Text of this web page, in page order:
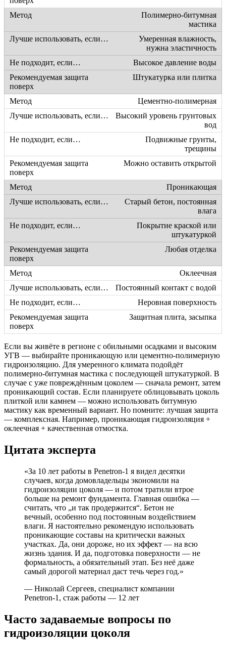
Полимерно-битумная
мастика
Умеренная влажность,
нужна эластичность
Высокое давление воды
Штукатурка или плитка
Цементно-полимерная
Высокий уровень грунтовых
вод
Подвижные грунты,
трещины
Можно оставить открытой
Проникающая
Старый бетон, постоянная
влага
Покрытие краской или
штукатуркой
Любая отделка
Оклеечная
Постоянный контакт с водой
Неровная поверхность
Защитная плита, засыпка
Если вы живёте в регионе с обильными осадками и высоким
УГВ — выбирайте проникающую или цементно-полимерную
гидроизоляцию. Для умеренного климата подойдёт
полимерно-битумная мастика с последующей штукатуркой. В
случае с уже повреждённым цоколем — сначала ремонт, затем
проникающий состав. Если планируете облицовывать цоколь
плиткой или камнем — можно использовать битумную
мастику как временный вариант. Но помните: лучшая защита
— комплексная. Например, проникающая гидроизоляция +
оклеечная + качественная отмостка.
Цитата эксперта
«За 10 лет работы в Penetron-1 я видел десятки
случаев, когда домовладельцы экономили на
гидроизоляции цоколя — и потом тратили втрое
больше на ремонт фундамента. Главная ошибка —
считать, что „и так продержится“. Бетон не
вечный, особенно под постоянным воздействием
влаги. Я настоятельно рекомендую использовать
проникающие составы на критически важных
участках. Да, они дороже, но их эффект — на всю
жизнь здания. И да, подготовка поверхности — не
формальность, а обязательный этап. Без неё даже
самый дорогой материал даст течь через год.»
— Николай Сергеев, специалист компании
Penetron-1, стаж работы — 12 лет
Часто задаваемые вопросы по
гидроизоляции цоколя